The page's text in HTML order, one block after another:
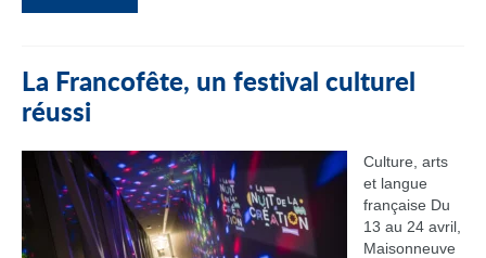
La Francofête, un festival culturel
réussi
Culture, arts
et langue
française Du
13 au 24 avril,
Maisonneuve